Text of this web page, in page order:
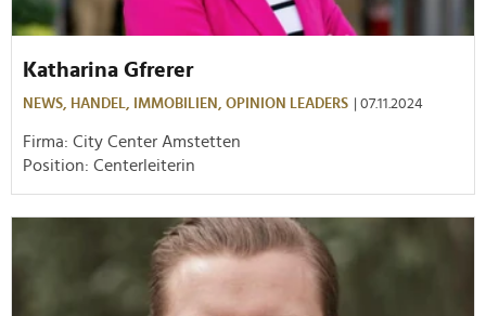
Katharina Gfrerer
NEWS, HANDEL, IMMOBILIEN, OPINION LEADERS | 07.11.2024
Firma: City Center Amstetten
Position: Centerleiterin